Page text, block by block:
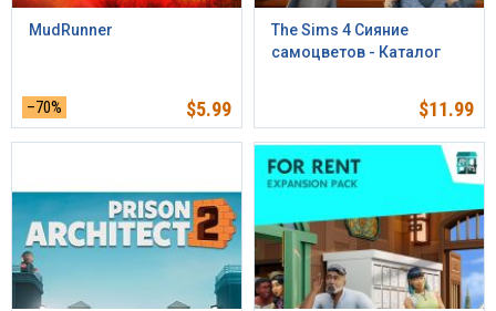
MudRunner
–70% $5.99
The Sims 4 Сияние
самоцветов - Каталог
$11.99